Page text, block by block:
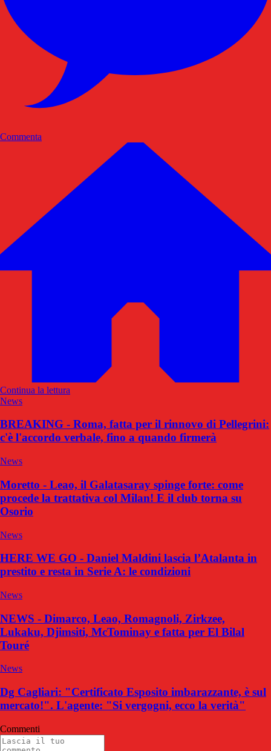
Commenta
Continua la lettura
News
BREAKING - Roma, fatta per il rinnovo di Pellegrini:
c'è l'accordo verbale, fino a quando firmerà
News
Moretto - Leao, il Galatasaray spinge forte: come
procede la trattativa col Milan! E il club torna su
Osorio
News
HERE WE GO - Daniel Maldini lascia l’Atalanta in
prestito e resta in Serie A: le condizioni
News
NEWS - Dimarco, Leao, Romagnoli, Zirkzee,
Lukaku, Djimsiti, McTominay e fatta per El Bilal
Touré
News
Dg Cagliari: "Certificato Esposito imbarazzante, è sul
mercato!". L'agente: "Si vergogni, ecco la verità"
Commenti